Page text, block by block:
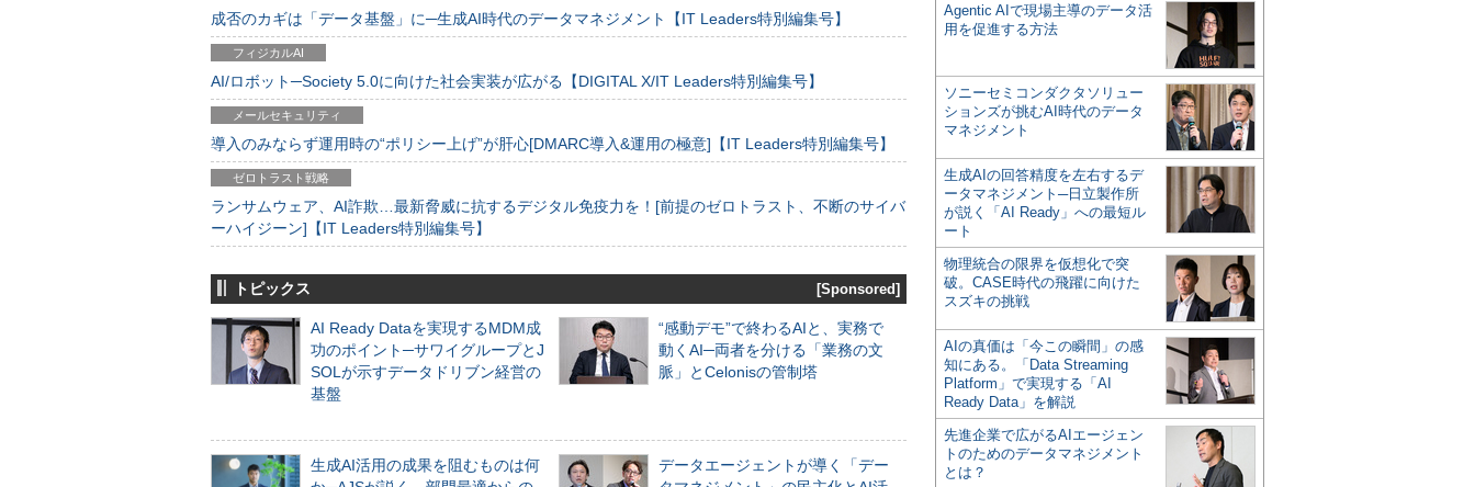
成否のカギは「データ基盤」に─生成AI時代のデータマネジメント【IT Leaders特別編集号】
フィジカルAI
AI/ロボット─Society 5.0に向けた社会実装が広がる【DIGITAL X/IT Leaders特別編集号】
メールセキュリティ
導入のみならず運用時の“ポリシー上げ”が肝心[DMARC導入&運用の極意]【IT Leaders特別編集号】
ゼロトラスト戦略
ランサムウェア、AI詐欺…最新脅威に抗するデジタル免疫力を！[前提のゼロトラスト、不断のサイバ
ーハイジーン]【IT Leaders特別編集号】
トピックス [Sponsored]
AI Ready Dataを実現するMDM成
功のポイント─サワイグループとJ
SOLが示すデータドリブン経営の
基盤
“感動デモ”で終わるAIと、実務で
動くAI─両者を分ける「業務の文
脈」とCelonisの管制塔
生成AI活用の成果を阻むものは何
データエージェントが導く「デー
Agentic AIで現場主導のデータ活
用を促進する方法
ソニーセミコンダクタソリュー
ションズが挑むAI時代のデータ
マネジメント
生成AIの回答精度を左右するデ
ータマネジメント─日立製作所
が説く「AI Ready」への最短ル
ート
物理統合の限界を仮想化で突
破。CASE時代の飛躍に向けた
スズキの挑戦
AIの真価は「今この瞬間」の感
知にある。「Data Streaming
Platform」で実現する「AI
Ready Data」を解説
先進企業で広がるAIエージェン
トのためのデータマネジメント
とは？